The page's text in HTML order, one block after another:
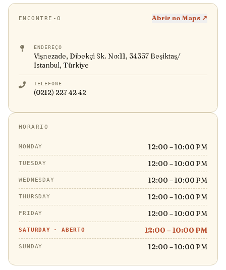
ENCONTRE-O Abrir no Maps ↗
ENDEREÇO
Vişnezade, Dibekçi Sk. No:11, 34357 Beşiktaş/
İstanbul, Türkiye
TELEFONE
(0212) 227 42 42
HORÁRIO
MONDAY 12:00 – 10:00 PM
TUESDAY 12:00 – 10:00 PM
WEDNESDAY 12:00 – 10:00 PM
THURSDAY 12:00 – 10:00 PM
FRIDAY 12:00 – 10:00 PM
SATURDAY · ABERTO 12:00 – 10:00 PM
SUNDAY 12:00 – 10:00 PM